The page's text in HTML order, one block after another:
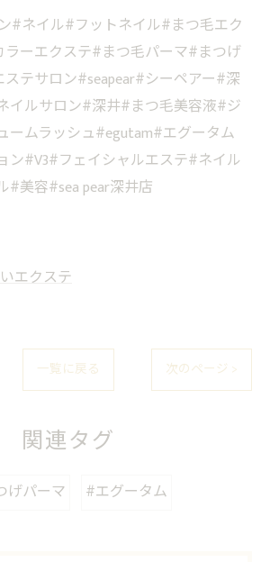
#ネイル#フットネイル#まつ毛エク
ーエクステ#まつ毛パーマ#まつげ
テサロン#seapear#シーペアー#深
イルサロン#深井#まつ毛美容液#ジ
ームラッシュ#egutam#エグータム
ン#V3#フェイシャルエステ#ネイル
#美容#sea pear深井店
エクステ
一覧に戻る 次のページ >
関連タグ
げパーマ #エグータム